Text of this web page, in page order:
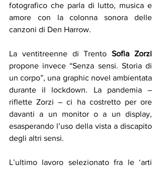
fotografico che parla di lutto, musica e
amore con la colonna sonora delle
canzoni di Den Harrow.
La ventitreenne di Trento Sofia Zorzi
propone invece “Senza sensi. Storia di
un corpo”, una graphic novel ambientata
durante il lockdown. La pandemia –
riflette Zorzi – ci ha costretto per ore
davanti a un monitor o a un display,
esasperando l’uso della vista a discapito
degli altri sensi.
L’ultimo lavoro selezionato fra le ‘arti